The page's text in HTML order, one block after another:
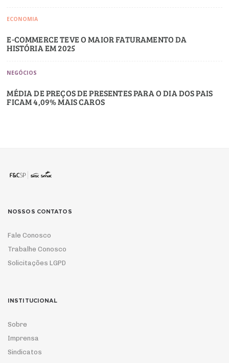
ECONOMIA
E-COMMERCE TEVE O MAIOR FATURAMENTO DA
HISTÓRIA EM 2025
NEGÓCIOS
MÉDIA DE PREÇOS DE PRESENTES PARA O DIA DOS PAIS
FICAM 4,09% MAIS CAROS
NOSSOS CONTATOS
Fale Conosco
Trabalhe Conosco
Solicitações LGPD
INSTITUCIONAL
Sobre
Imprensa
Sindicatos